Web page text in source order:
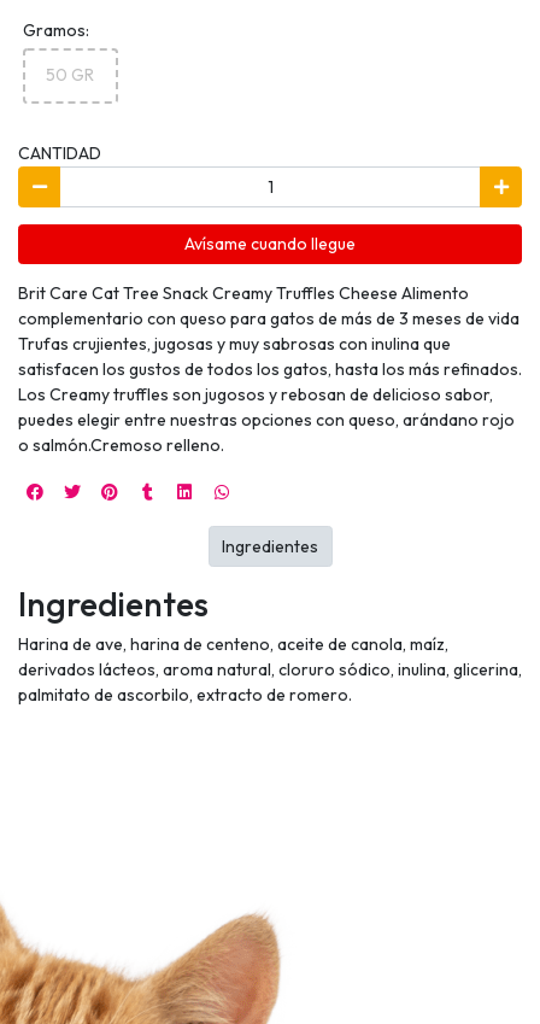
Gramos:
50 GR
CANTIDAD
Avísame cuando llegue
Brit Care Cat Tree Snack Creamy Truffles Cheese Alimento
complementario con queso para gatos de más de 3 meses de vida
Trufas crujientes, jugosas y muy sabrosas con inulina que
satisfacen los gustos de todos los gatos, hasta los más refinados.
Los Creamy truffles son jugosos y rebosan de delicioso sabor,
puedes elegir entre nuestras opciones con queso, arándano rojo
o salmón.Cremoso relleno.
Ingredientes
Harina de ave, harina de centeno, aceite de canola, maíz,
derivados lácteos, aroma natural, cloruro sódico, inulina, glicerina,
palmitato de ascorbilo, extracto de romero.
Ingredientes